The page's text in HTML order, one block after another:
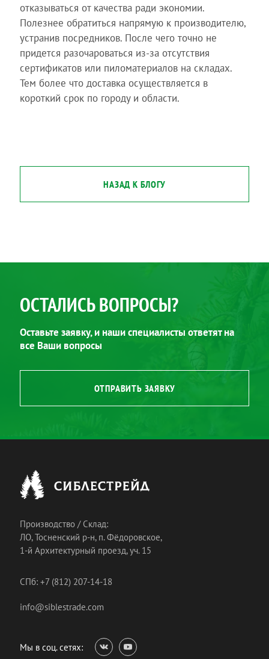
отказываться от качества ради экономии.
Полезнее обратиться напрямую к производителю,
устранив посредников. После чего точно не
придется разочароваться из-за отсутствия
сертификатов или пиломатериалов на складах.
Тем более что доставка осуществляется в
короткий срок по городу и области.
НАЗАД К БЛОГУ
ОСТАЛИСЬ ВОПРОСЫ?
Оставьте заявку, и наши специалисты ответят на
все Ваши вопросы
ОТПРАВИТЬ ЗАЯВКУ
Производство / Склад:
ЛО, Тосненский р-н, п. Фёдоровское,
1-й Архитектурный проезд, уч. 15
СПб: +7 (812) 207-14-18
info@siblestrade.com
Мы в соц. сетях: